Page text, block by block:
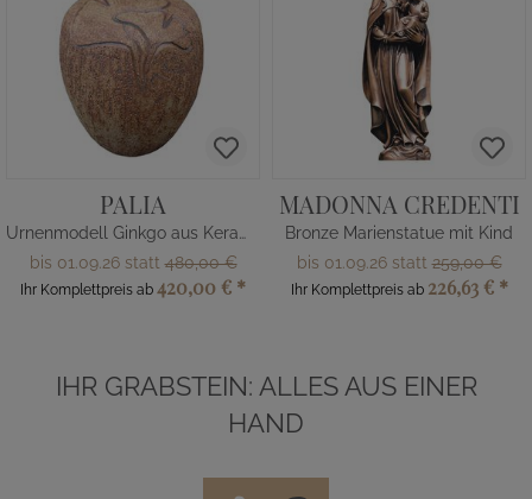
PALIA
Urnenmodell Ginkgo aus Keramik
bis 01.09.26 statt480,00 €
Ihr Komplettpreis ab 420,00 € *
MADONNA CREDENTI
Bronze Marienstatue mit Kind
bis 01.09.26 statt259,00 €
Ihr Komplettpreis ab 226,63 € *
IHR GRABSTEIN: ALLES AUS EINER
HAND